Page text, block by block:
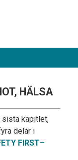
HÄLSA
sista kapitlet,
delar i
FIRST–